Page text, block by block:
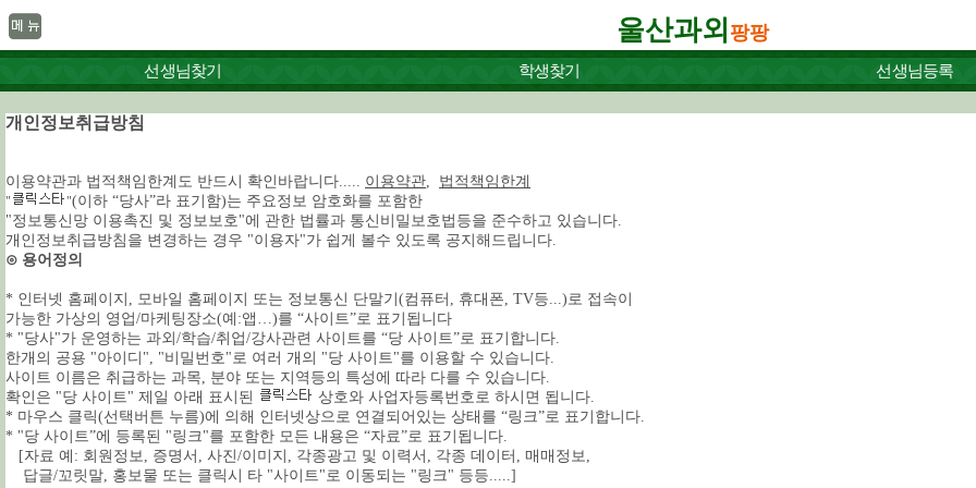
울산과외 팡팡
선생님찾기 학생찾기 선생님등록
개인정보취급방침
이용약관과 법적책임한계도 반드시 확인바랍니다..... 이용약관, 법적책임한계
" "(이하 “당사”라 표기함)는 주요정보 암호화를 포함한
"정보통신망 이용촉진 및 정보보호"에 관한 법률과 통신비밀보호법등을 준수하고 있습니다.
개인정보취급방침을 변경하는 경우 "이용자"가 쉽게 볼수 있도록 공지해드립니다.
⊙ 용어정의
* 인터넷 홈페이지, 모바일 홈페이지 또는 정보통신 단말기(컴퓨터, 휴대폰, TV등...)로 접속이
가능한 가상의 영업/마케팅장소(예:앱…)를 “사이트”로 표기됩니다
* "당사"가 운영하는 과외/학습/취업/강사관련 사이트를 “당 사이트”로 표기합니다.
한개의 공용 "아이디", "비밀번호"로 여러 개의 "당 사이트"를 이용할 수 있습니다.
사이트 이름은 취급하는 과목, 분야 또는 지역등의 특성에 따라 다를 수 있습니다.
확인은 "당 사이트" 제일 아래 표시된
상호와 사업자등록번호로 하시면 됩니다.
* 마우스 클릭(선택버튼 누름)에 의해 인터넷상으로 연결되어있는 상태를 “링크”로 표기합니다.
* "당 사이트”에 등록된 "링크"를 포함한 모든 내용은 “자료”로 표기됩니다.
[자료 예: 회원정보, 증명서, 사진/이미지, 각종광고 및 이력서, 각종 데이터, 매매정보,
답글/꼬릿말, 홍보물 또는 클릭시 타 "사이트"로 이동되는 "링크" 등등.....]